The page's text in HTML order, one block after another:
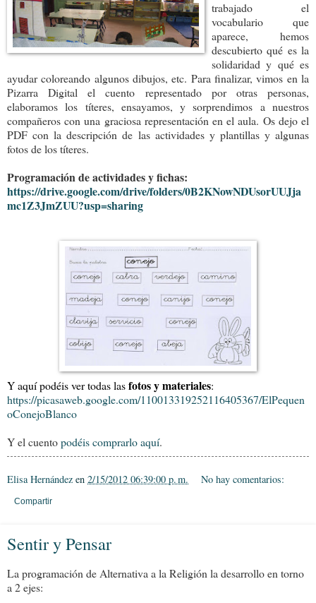
trabajado el
vocabulario que
aparece, hemos
descubierto qué es la
solidaridad y qué es
ayudar coloreando algunos dibujos, etc. Para finalizar, vimos en la
Pizarra Digital el cuento representado por otras personas,
elaboramos los títeres, ensayamos, y sorprendimos a nuestros
compañeros con una graciosa representación en el aula. Os dejo el
PDF con la descripción de las actividades y plantillas y algunas
fotos de los títeres.
Programación de actividades y fichas:
https://drive.google.com/drive/folders/0B2KNowNDUsorUUJja
mc1Z3JmZUU?usp=sharing
Y aquí podéis ver todas lasfotos y materiales:
https://picasaweb.google.com/110013319252116405367/ElPequen
oConejoBlanco
Y el cuentopodéis comprarlo aquí.
Elisa Hernández en 2/15/2012 06:39:00 p. m. No hay comentarios:
Compartir
Sentir y Pensar
La programación de Alternativa a la Religión la desarrollo en torno
a 2 ejes: